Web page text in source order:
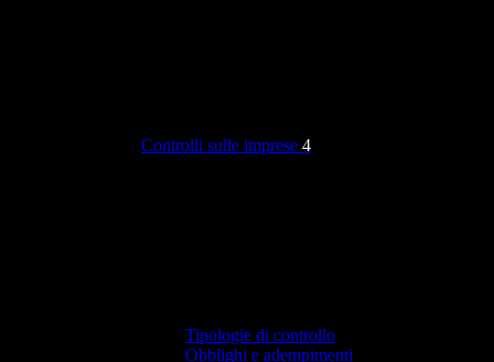
Controlli sulle imprese 4
Tipologie di controllo
Obblighi e adempimenti